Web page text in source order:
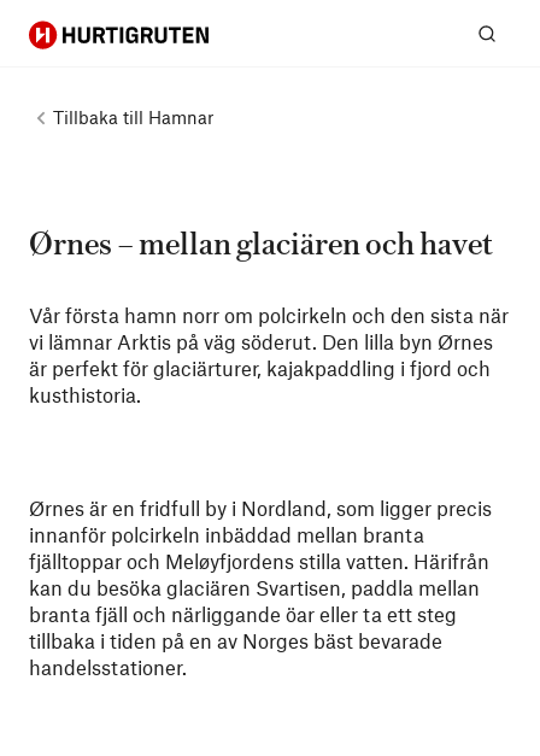
Hurtigruten
Tillbaka till Hamnar
Ørnes – mellan glaciären och havet
Vår första hamn norr om polcirkeln och den sista när
vi lämnar Arktis på väg söderut. Den lilla byn Ørnes
är perfekt för glaciärturer, kajakpaddling i fjord och
kusthistoria.
Ørnes är en fridfull by i Nordland, som ligger precis
innanför polcirkeln inbäddad mellan branta
fjälltoppar och Meløyfjordens stilla vatten. Härifrån
kan du besöka glaciären Svartisen, paddla mellan
branta fjäll och närliggande öar eller ta ett steg
tillbaka i tiden på en av Norges bäst bevarade
handelsstationer.